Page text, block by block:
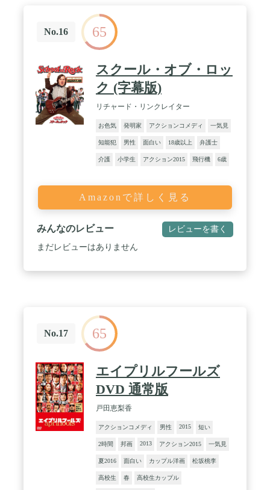
No.16 65
スクール・オブ・ロッ
ク (字幕版)
リチャード・リンクレイター
お色気 発明家 アクションコメディ 一気見
知能犯 男性 面白い 18歳以上 弁護士
介護 小学生 アクション2015 飛行機 6歳
Amazonで詳しく見る
みんなのレビュー レビューを書く
まだレビューはありません
No.17 65
エイプリルフールズ
DVD 通常版
戸田恵梨香
アクションコメディ 男性 2015 短い
2時間 邦画 2013 アクション2015 一気見
夏2016 面白い カップル洋画 松坂桃李
高校生 春 高校生カップル